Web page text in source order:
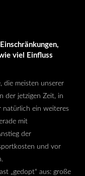
viel Einfluss
die meisten unserer
der jetzigen Zeit, in
natürlich ein weiteres
mit
der
und vor
„gedopt“ aus: große